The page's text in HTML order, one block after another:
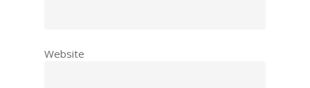
Website